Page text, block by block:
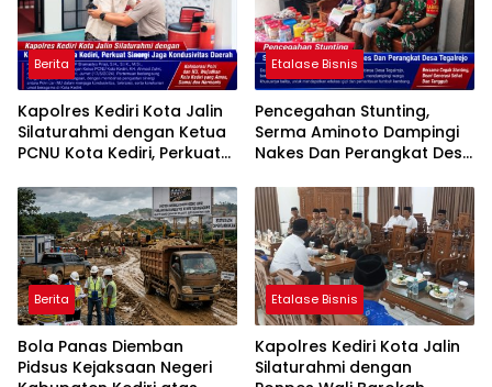
Berita
Kapolres Kediri Kota Jalin
Silaturahmi dengan Ketua
PCNU Kota Kediri, Perkuat
Daerah
Etalase Bisnis
Pencegahan Stunting,
Serma Aminoto Dampingi
Nakes Dan Perangkat Desa
Berita
Bola Panas Diemban
Pidsus Kejaksaan Negeri
Etalase Bisnis
Kapolres Kediri Kota Jalin
Silaturahmi dengan